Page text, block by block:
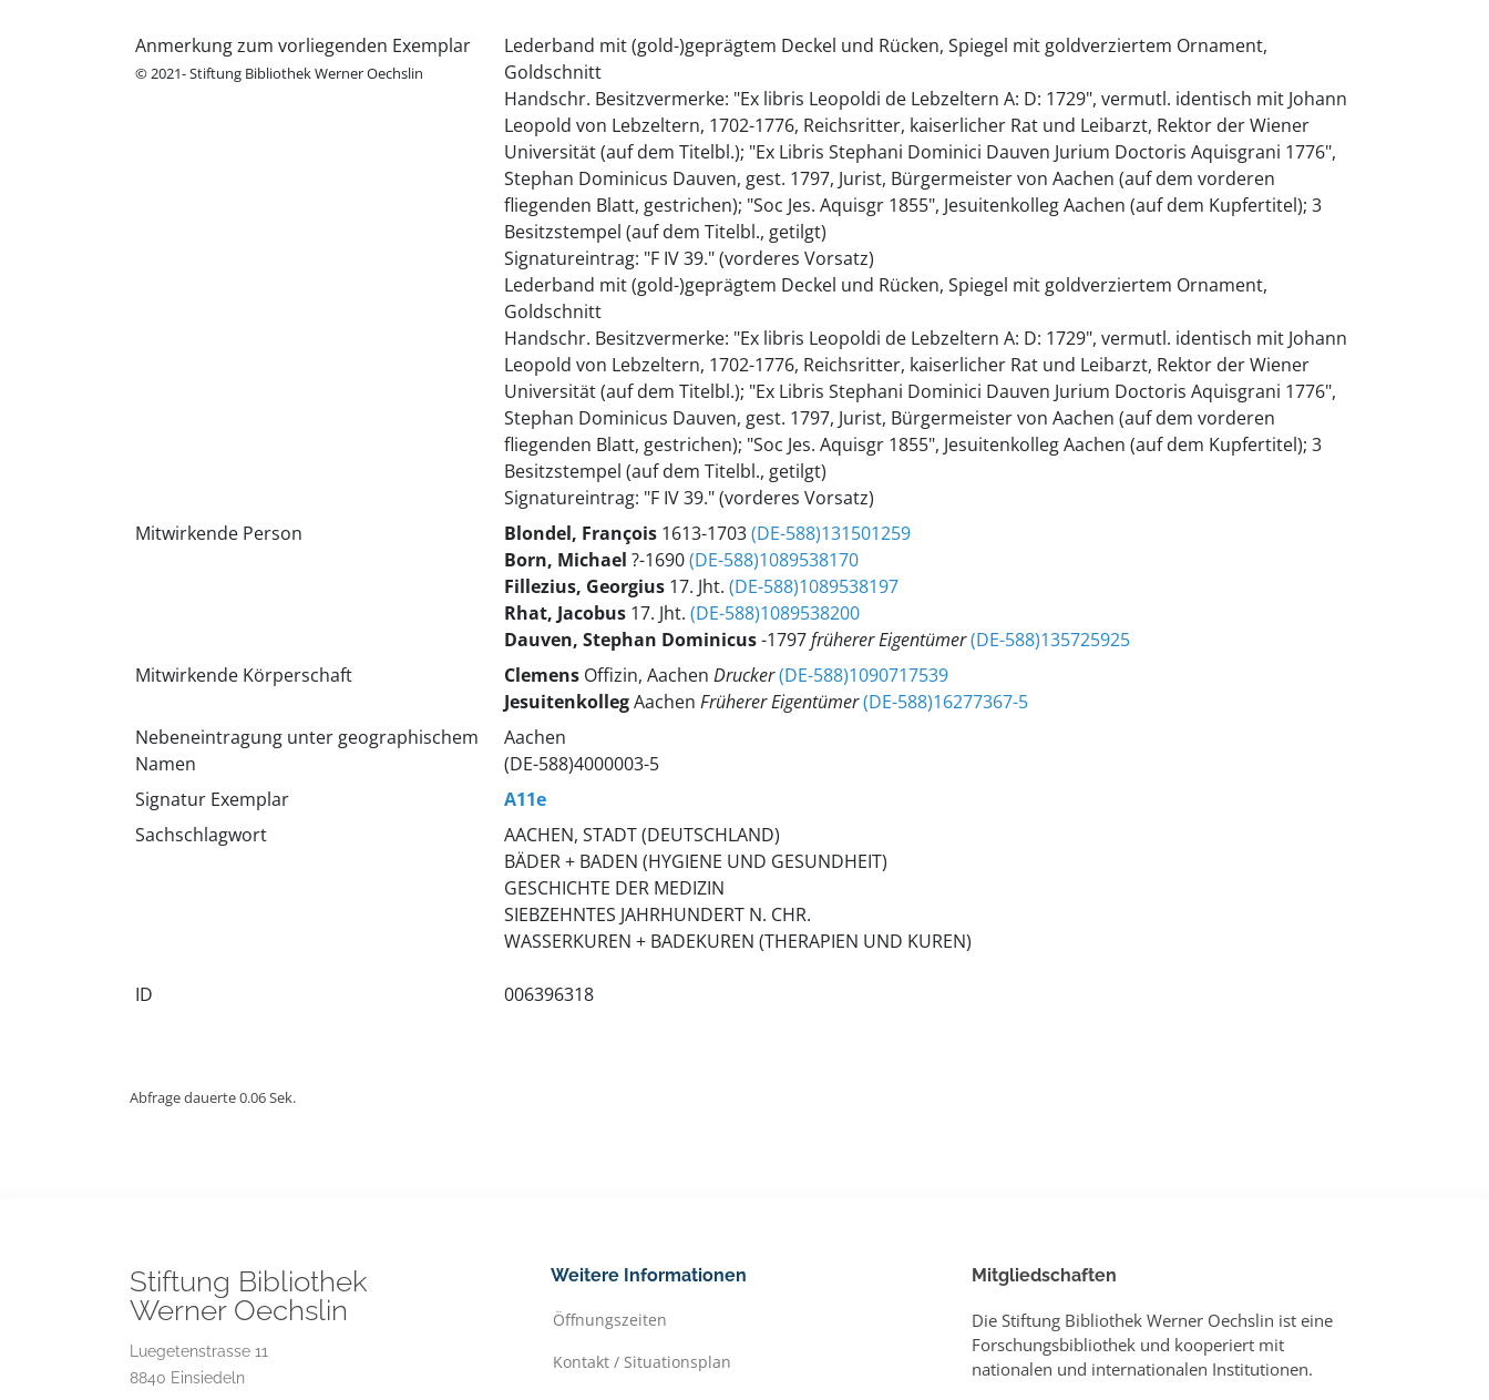
Anmerkung zum vorliegenden Exemplar
© 2021- Stiftung Bibliothek Werner Oechslin
Lederband mit (gold-)geprägtem Deckel und Rücken, Spiegel mit goldverziertem Ornament,
Goldschnitt
Handschr. Besitzvermerke: "Ex libris Leopoldi de Lebzeltern A: D: 1729", vermutl. identisch mit Johann
Leopold von Lebzeltern, 1702-1776, Reichsritter, kaiserlicher Rat und Leibarzt, Rektor der Wiener
Universität (auf dem Titelbl.); "Ex Libris Stephani Dominici Dauven Jurium Doctoris Aquisgrani 1776",
Stephan Dominicus Dauven, gest. 1797, Jurist, Bürgermeister von Aachen (auf dem vorderen
fliegenden Blatt, gestrichen); "Soc Jes. Aquisgr 1855", Jesuitenkolleg Aachen (auf dem Kupfertitel); 3
Besitzstempel (auf dem Titelbl., getilgt)
Signatureintrag: "F IV 39." (vorderes Vorsatz)
Lederband mit (gold-)geprägtem Deckel und Rücken, Spiegel mit goldverziertem Ornament,
Goldschnitt
Handschr. Besitzvermerke: "Ex libris Leopoldi de Lebzeltern A: D: 1729", vermutl. identisch mit Johann
Leopold von Lebzeltern, 1702-1776, Reichsritter, kaiserlicher Rat und Leibarzt, Rektor der Wiener
Universität (auf dem Titelbl.); "Ex Libris Stephani Dominici Dauven Jurium Doctoris Aquisgrani 1776",
Stephan Dominicus Dauven, gest. 1797, Jurist, Bürgermeister von Aachen (auf dem vorderen
fliegenden Blatt, gestrichen); "Soc Jes. Aquisgr 1855", Jesuitenkolleg Aachen (auf dem Kupfertitel); 3
Besitzstempel (auf dem Titelbl., getilgt)
Signatureintrag: "F IV 39." (vorderes Vorsatz)
Mitwirkende Person
Blondel, François1613-1703(DE-588)131501259
Born, Michael ?-1690(DE-588)1089538170
Fillezius, Georgius17. Jht. (DE-588)1089538197
Rhat, Jacobus17. Jht. (DE-588)1089538200
Dauven, Stephan Dominicus-1797früherer Eigentümer(DE-588)135725925
Mitwirkende Körperschaft
ClemensOffizin, Aachen Drucker(DE-588)1090717539
JesuitenkollegAachen Früherer Eigentümer(DE-588)16277367-5
Nebeneintragung unter geographischem
Namen
Aachen
(DE-588)4000003-5
Signatur Exemplar
A11e
Sachschlagwort
AACHEN, STADT (DEUTSCHLAND)
BÄDER + BADEN (HYGIENE UND GESUNDHEIT)
GESCHICHTE DER MEDIZIN
SIEBZEHNTES JAHRHUNDERT N. CHR.
WASSERKUREN + BADEKUREN (THERAPIEN UND KUREN)
ID 006396318
Abfrage dauerte 0.06 Sek.
Stiftung Bibliothek
Werner Oechslin
Luegetenstrasse 11
8840 Einsiedeln
Weitere Informationen
Öffnungszeiten
Kontakt / Situationsplan
Mitgliedschaften
Die Stiftung Bibliothek Werner Oechslin ist eine
Forschungsbibliothek und kooperiert mit
nationalen und internationalen Institutionen.